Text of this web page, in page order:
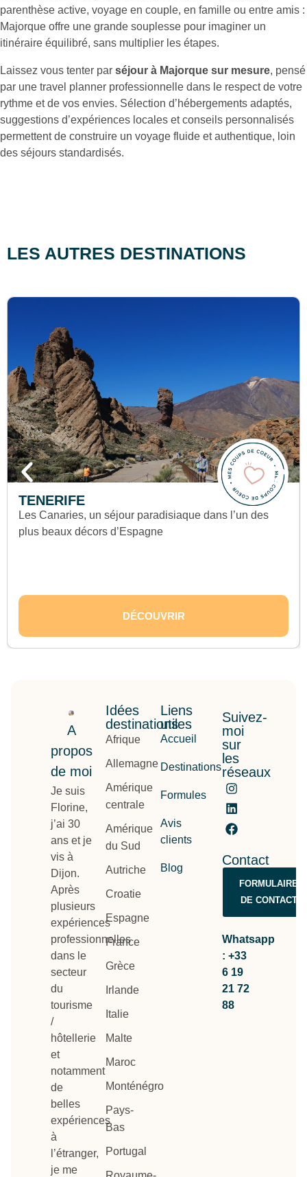
parenthèse active, voyage en couple, en famille ou entre amis :
Majorque offre une grande souplesse pour imaginer un
itinéraire équilibré, sans multiplier les étapes.
Laissez vous tenter par séjour à Majorque sur mesure, pensé
par une travel planner professionnelle dans le respect de votre
rythme et de vos envies. Sélection d’hébergements adaptés,
suggestions d’expériences locales et conseils personnalisés
permettent de construire un voyage fluide et authentique, loin
des séjours standardisés.
LES AUTRES DESTINATIONS
TENERIFE
Les Canaries, un séjour paradisiaque dans l’un des
plus beaux décors d’Espagne
DÉCOUVRIR
A
propos
de moi
Je suis
Florine,
j’ai 30
ans et je
vis à
Dijon.
Après
plusieurs
expériences
professionnelles
dans le
secteur
du
tourisme
/
hôtellerie
et
notamment
de
belles
expériences
à
l’étranger,
je me
Idées
destinations
Afrique
Allemagne
Amérique
centrale
Amérique
du Sud
Autriche
Croatie
Espagne
France
Grèce
Irlande
Italie
Malte
Maroc
Monténégro
Pays-
Bas
Portugal
Liens
utiles
Accueil
Destinations
Formules
Avis
clients
Blog
Suivez-
moi
sur
les
réseaux
Contact
FORMULAIRE
DE CONTACT
Whatsapp
: +33
6 19
21 72
88